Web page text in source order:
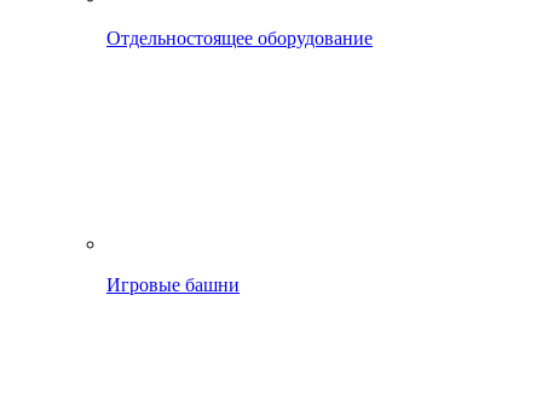
Отдельностоящее оборудование
Игровые башни